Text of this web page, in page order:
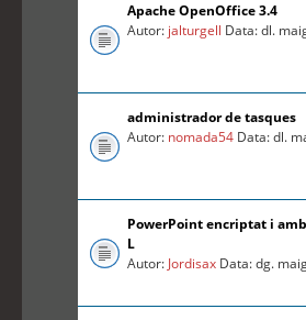
Apache OpenOffice 3.4
Autor: jalturgell Data: dl.
administrador de tasques
Autor: nomada54 Data: dl.
PowerPoint encriptat i
L
Autor: Jordisax Data: dg.